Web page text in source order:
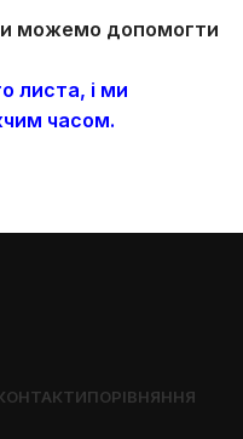
можемо допомогти
листа, і ми
часом.
ПОРІВНЯННЯ